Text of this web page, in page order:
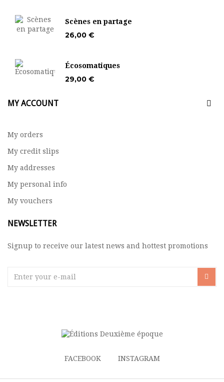
Scènes en partage
26,00 €
Écosomatiques
29,00 €
MY ACCOUNT
My orders
My credit slips
My addresses
My personal info
My vouchers
NEWSLETTER
Signup to receive our latest news and hottest promotions
FACEBOOK INSTAGRAM